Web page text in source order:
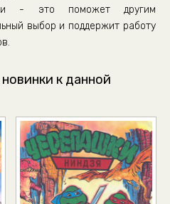
- это поможет другим
выбор и поддержит работу
к данной